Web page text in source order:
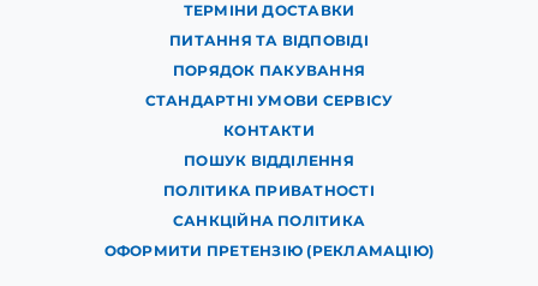
ТЕРМІНИ ДОСТАВКИ
ПИТАННЯ ТА ВІДПОВІДІ
ПОРЯДОК ПАКУВАННЯ
СТАНДАРТНІ УМОВИ СЕРВІСУ
КОНТАКТИ
ПОШУК ВІДДІЛЕННЯ
ПОЛІТИКА ПРИВАТНОСТІ
САНКЦІЙНА ПОЛІТИКА
ОФОРМИТИ ПРЕТЕНЗІЮ (РЕКЛАМАЦІЮ)